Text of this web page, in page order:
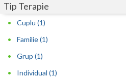
Tip Terapie
Cuplu (1)
Familie (1)
Grup (1)
Individual (1)